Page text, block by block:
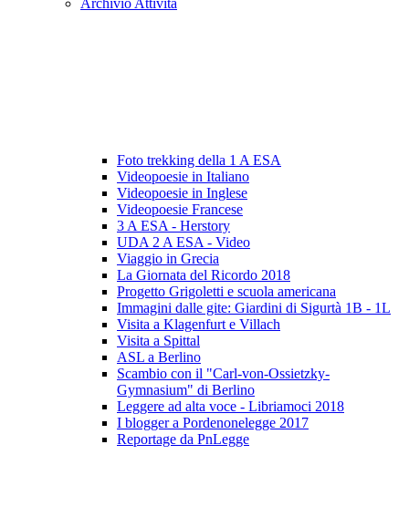
Archivio Attività
Foto trekking della 1 A ESA
Videopoesie in Italiano
Videopoesie in Inglese
Videopoesie Francese
3 A ESA - Herstory
UDA 2 A ESA - Video
Viaggio in Grecia
La Giornata del Ricordo 2018
Progetto Grigoletti e scuola americana
Immagini dalle gite: Giardini di Sigurtà 1B - 1L
Visita a Klagenfurt e Villach
Visita a Spittal
ASL a Berlino
Scambio con il "Carl-von-Ossietzky-
Gymnasium" di Berlino
Leggere ad alta voce - Libriamoci 2018
I blogger a Pordenonelegge 2017
Reportage da PnLegge